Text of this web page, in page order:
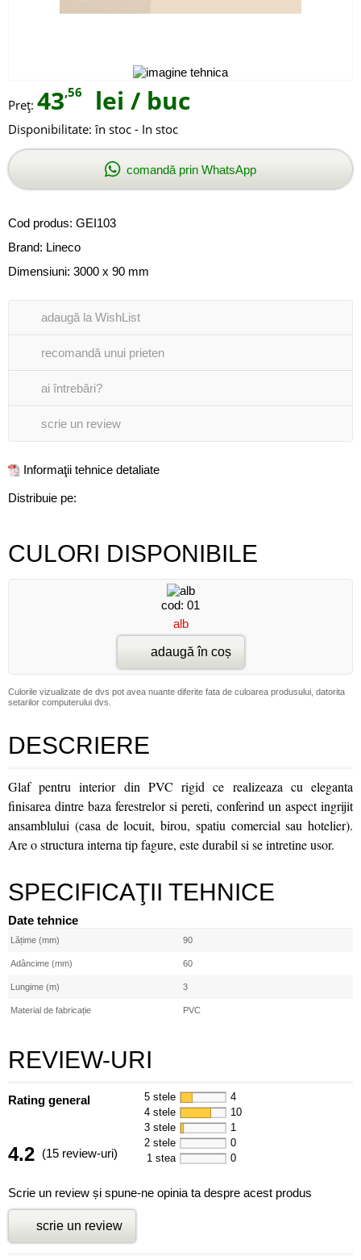
Preţ: 43,56 lei / buc
Disponibilitate: în stoc - In stoc
comandă prin WhatsApp
Cod produs: GEI103
Brand: Lineco
Dimensiuni: 3000 x 90 mm
adaugă la WishList
recomandă unui prieten
ai întrebări?
scrie un review
Informaţii tehnice detaliate
Distribuie pe:
CULORI DISPONIBILE
cod: 01
alb
adaugă în coș
Culorile vizualizate de dvs pot avea nuante diferite fata de culoarea produsului, datorita
setarilor computerului dvs.
DESCRIERE
Glaf pentru interior din PVC rigid ce realizeaza cu eleganta
finisarea dintre baza ferestrelor si pereti, conferind un aspect ingrijit
ansamblului (casa de locuit, birou, spatiu comercial sau hotelier).
Are o structura interna tip fagure, este durabil si se intretine usor.
SPECIFICAŢII TEHNICE
Date tehnice
Lățime (mm) 90
Adâncime (mm) 60
Lungime (m) 3
Material de fabricație PVC
REVIEW-URI
Rating general
4.2 (15 review-uri)
5 stele
4
4 stele
10
3 stele
1
2 stele
0
1 stea
0
Scrie un review și spune-ne opinia ta despre acest produs
scrie un review